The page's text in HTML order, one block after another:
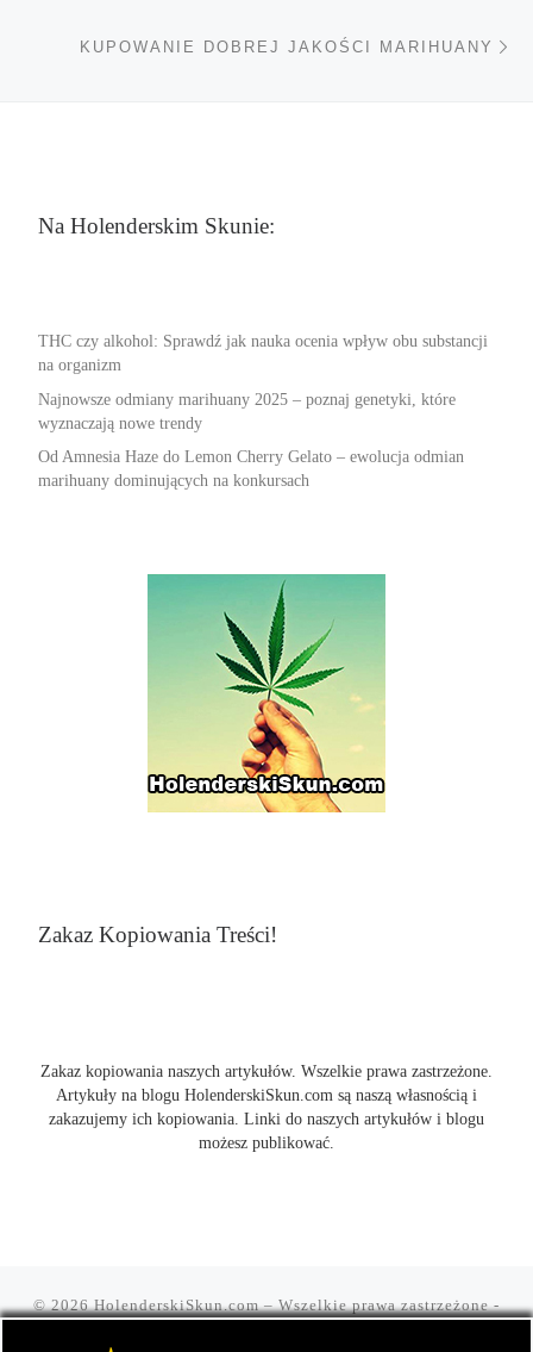
KUPOWANIE DOBREJ JAKOŚCI MARIHUANY
Na Holenderskim Skunie:
THC czy alkohol: Sprawdź jak nauka ocenia wpływ obu substancji
na organizm
Najnowsze odmiany marihuany 2025 – poznaj genetyki, które
wyznaczają nowe trendy
Od Amnesia Haze do Lemon Cherry Gelato – ewolucja odmian
marihuany dominujących na konkursach
Zakaz Kopiowania Treści!
Zakaz kopiowania naszych artykułów. Wszelkie prawa zastrzeżone.
Artykuły na blogu HolenderskiSkun.com są naszą własnością i
zakazujemy ich kopiowania. Linki do naszych artykułów i blogu
możesz publikować.
© 2026HolenderskiSkun.com– Wszelkie prawa zastrzeżone-